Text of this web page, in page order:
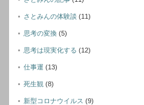
さとみんの体験談 (11)
思考の変換 (5)
思考は現実化する (12)
仕事運 (13)
死生観 (8)
新型コロナウイルス (9)